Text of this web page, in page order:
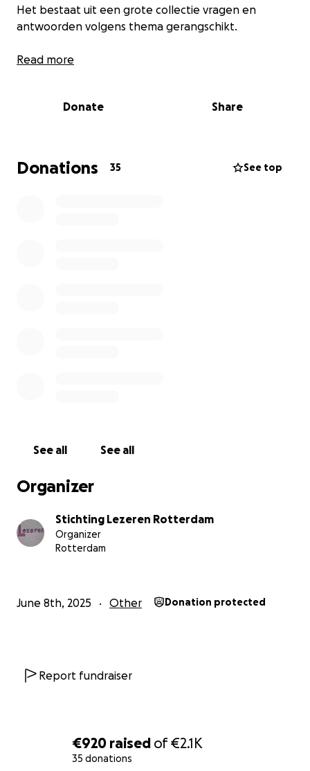
€920 raised of€2.1K
35 donations
Het bestaat uit een grote collectie vragen en
antwoorden volgens thema gerangschikt.
We willen een boek gedurende 4 maanden uitlenen
oefenen, live of online.
Met een set van twee boeken kunnen ongeveer 9
cursisten geholpen worden.
Read more
Donate Share
Donations 35 See top
See all See all
Organizer
Stichting Lezeren Rotterdam
Organizer
Rotterdam
June 8th, 2025 Other Donation protected
Report fundraiser